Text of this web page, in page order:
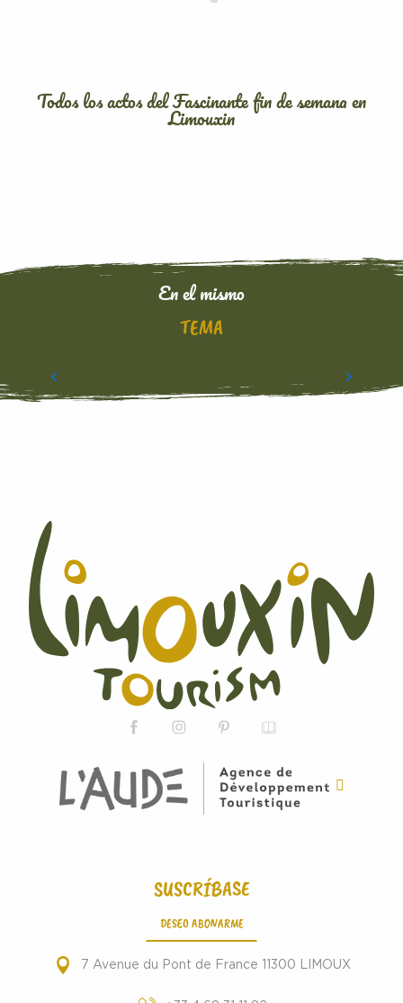
Todos los actos del Fascinante fin de semana en
Limouxin
En el mismo
TEMA
SUSCRÍBASE
DESEO ABONARME
7 Avenue du Pont de France 11300 LIMOUX